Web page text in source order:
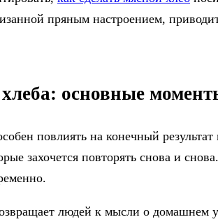
пряным настроением,
основные
повлиять на конечный
захочется повторять снова и
людей к мысли о